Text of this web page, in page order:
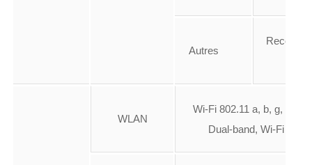
Autres
WLAN
Wi-Fi 802.11 a, b, g, n, n
Dual-band, Wi-Fi